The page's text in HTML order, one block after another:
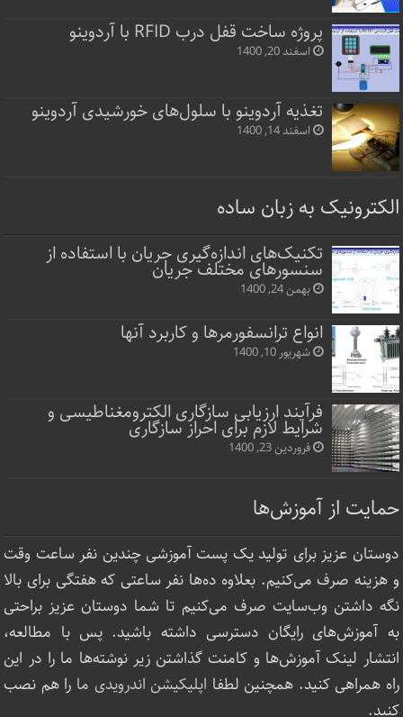
پروژه ساخت قفل‌ درب RFID با آردوینو
اسفند 20, 1400
تغذیه آردوینو با سلول‌های خورشیدی آردوینو
اسفند 14, 1400
الکترونیک به زبان ساده
تکنیک‌های اندازه‌گیری جریان با استفاده از
سنسورهای مختلف جریان
بهمن 24, 1400
انواع ترانسفورمرها و کاربرد آنها
شهریور 10, 1400
فرآیند ارزیابی سازگاری الکترومغناطیسی و
شرایط لازم برای احراز سازگاری
فروردین 23, 1400
حمایت از آموزش‌ها
دوستان عزیز برای تولید یک پست آموزشی چندین نفر ساعت‌ وقت
و هزینه صرف می‌کنیم. بعلاوه ده‌ها نفر ساعتی که هفتگی برای بالا
نگه داشتن وب‌سایت صرف ‌می‌کنیم تا شما دوستان عزیز براحتی
به آموزش‌های رایگان دسترسی داشته باشید. پس با مطالعه،
انتشار لینک‌ آموزش‌ها و کامنت گذاشتن زیر نوشته‌‌ها ما را در این
راه همراهی کنید. همچنین لطفا اپلیکیشن اندرویدی ما را هم نصب
کنید.